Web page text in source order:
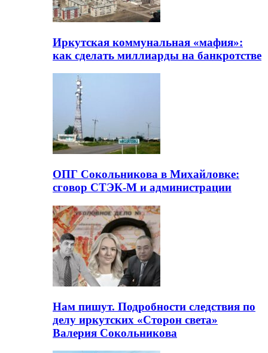
Иркутская коммунальная «мафия»:
как сделать миллиарды на банкротстве
ОПГ Сокольникова в Михайловке:
сговор СТЭК-М и администрации
Нам пишут. Подробности следствия по
делу иркутских «Сторон света»
Валерия Сокольникова